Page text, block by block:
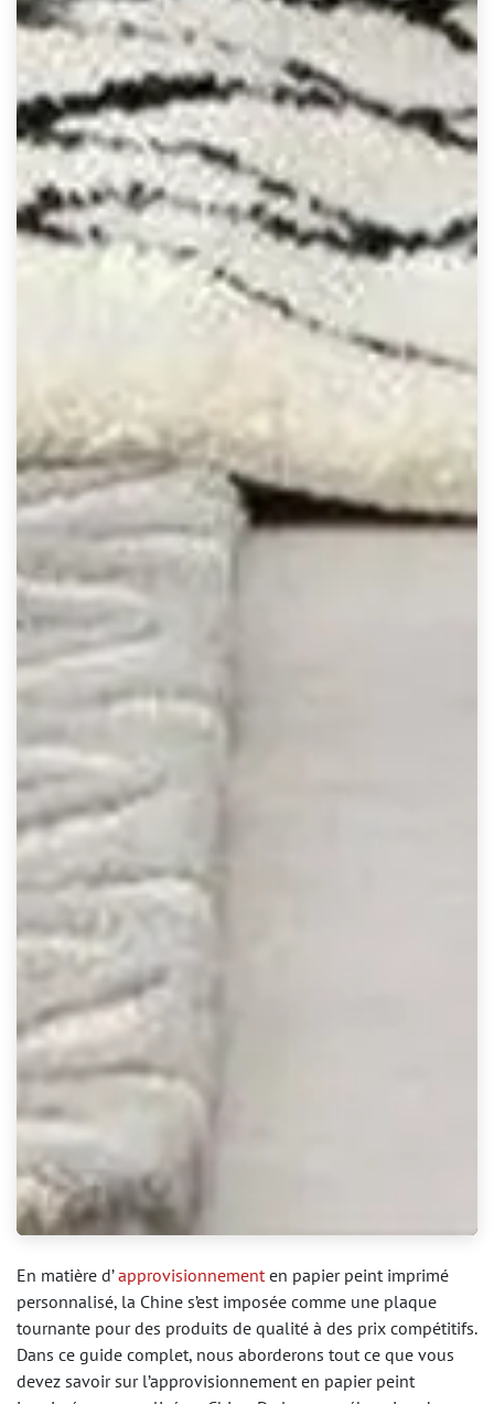
En matière d’approvisionnement en papier peint imprimé
personnalisé, la Chine s’est imposée comme une plaque
tournante pour des produits de qualité à des prix compétitifs.
Dans ce guide complet, nous aborderons tout ce que vous
devez savoir sur l’approvisionnement en papier peint